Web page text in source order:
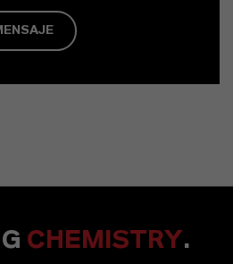
CHEMISTRY.